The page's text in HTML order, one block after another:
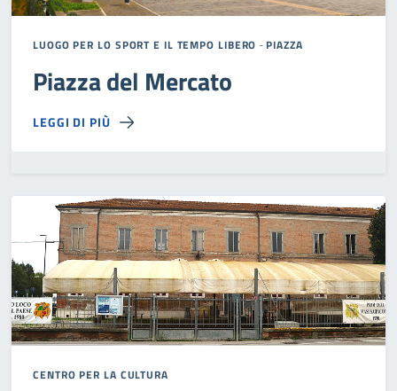
LUOGO PER LO SPORT E IL TEMPO LIBERO - PIAZZA
Piazza del Mercato
LEGGI DI PIÙ
CENTRO PER LA CULTURA